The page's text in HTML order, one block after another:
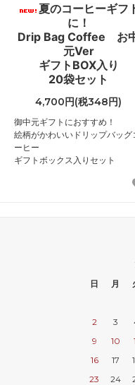
夏のコーヒーギフ
に！
Drip Bag Coffee お
元Ver
ギフトBOX入り
20袋セット
4,700円(税348円)
御中元ギフトにおすすめ！
絵柄がかわいいドリップバッグ
ーヒー
ギフトボックス入りセット
日
月
2
3
9
10
16
17
23
24